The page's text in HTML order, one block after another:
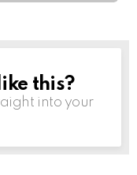
this?
into your